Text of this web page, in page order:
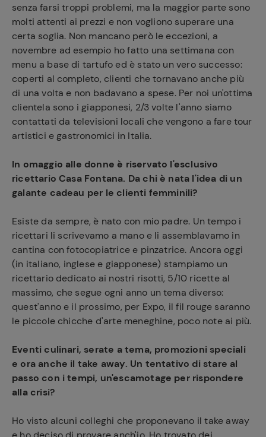
senza farsi troppi problemi, ma la maggior parte sono
molti attenti ai prezzi e non vogliono superare una
certa soglia. Non mancano però le eccezioni, a
novembre ad esempio ho fatto una settimana con
menu a base di tartufo ed è stato un vero successo:
coperti al completo, clienti che tornavano anche più
di una volta e non badavano a spese. Per noi un'ottima
clientela sono i giapponesi, 2/3 volte l'anno siamo
contattati da televisioni locali che vengono a fare tour
artistici e gastronomici in Italia.
In omaggio alle donne è riservato l'esclusivo
ricettario Casa Fontana. Da chi è nata l'idea di un
galante cadeau per le clienti femminili?
Esiste da sempre, è nato con mio padre. Un tempo i
ricettari li scrivevamo a mano e li assemblavamo in
cantina con fotocopiatrice e pinzatrice. Ancora oggi
(in italiano, inglese e giapponese) stampiamo un
ricettario dedicato ai nostri risotti, 5/10 ricette al
massimo, che segue ogni anno un tema diverso:
quest'anno e il prossimo, per Expo, il fil rouge saranno
le piccole chicche d'arte meneghine, poco note ai più.
Eventi culinari, serate a tema, promozioni speciali
e ora anche il take away. Un tentativo di stare al
passo con i tempi, un'escamotage per rispondere
alla crisi?
Ho visto alcuni colleghi che proponevano il take away